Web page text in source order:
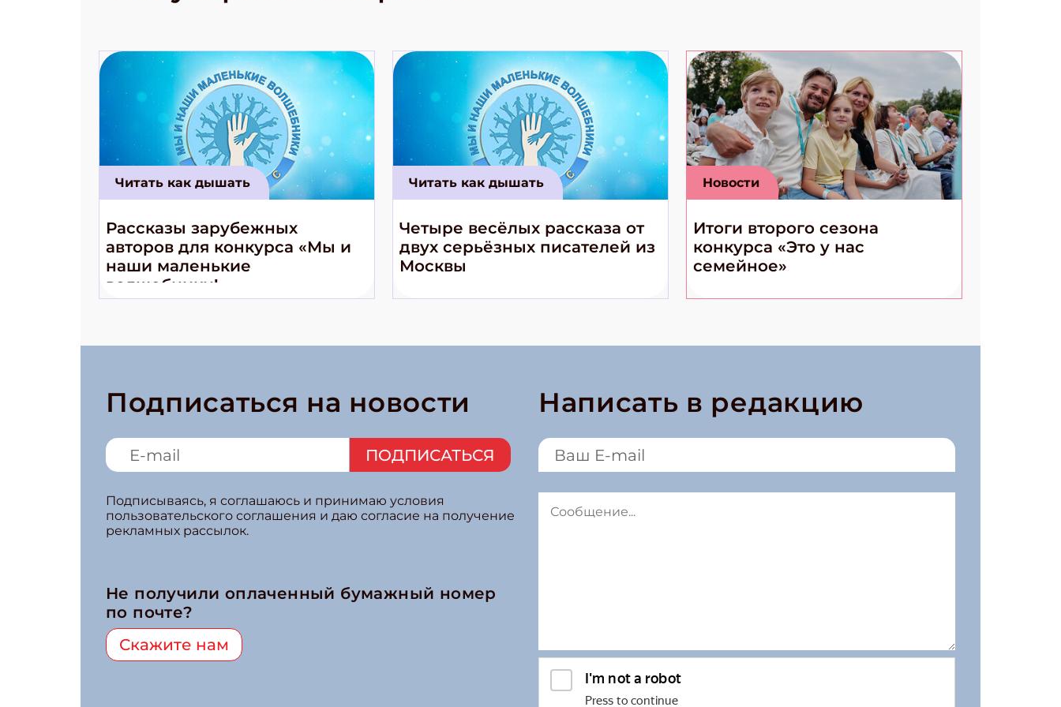
Читать как дышать
Рассказы зарубежных
авторов для конкурса «Мы и
наши маленькие
волшебники!»
Читать как дышать
Четыре весёлых рассказа от
двух серьёзных писателей из
Москвы
Новости
Итоги второго сезона
конкурса «Это у нас
семейное»
Подписаться на новости
ПОДПИСАТЬСЯ
Подписываясь, я соглашаюсь и принимаю условия
пользовательского соглашения и даю согласие на получение
рекламных рассылок.
Не получили оплаченный бумажный номер
по почте?
Скажите нам
Написать в редакцию